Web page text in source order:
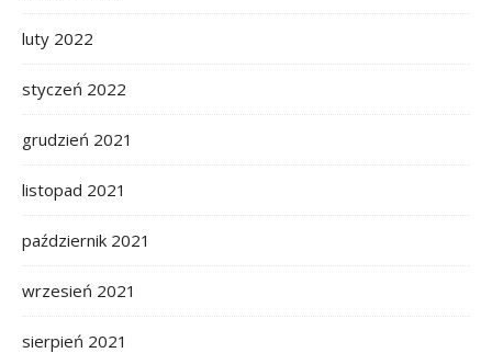
luty 2022
styczeń 2022
grudzień 2021
listopad 2021
październik 2021
wrzesień 2021
sierpień 2021